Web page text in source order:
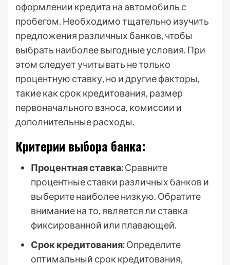
оформлении кредита на автомобиль с
пробегом. Необходимо тщательно изучить
предложения различных банков, чтобы
выбрать наиболее выгодные условия. При
этом следует учитывать не только
процентную ставку, но и другие факторы,
такие как срок кредитования, размер
первоначального взноса, комиссии и
дополнительные расходы.
Критерии выбора банка:
Процентная ставка:Сравните
процентные ставки различных банков и
выберите наиболее низкую. Обратите
внимание на то, является ли ставка
фиксированной или плавающей.
Срок кредитования:Определите
оптимальный срок кредитования,